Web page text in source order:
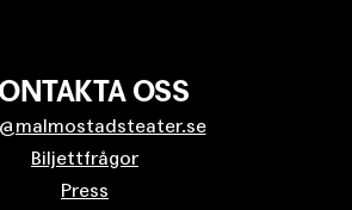
OSS
Biljettfrågor
Press